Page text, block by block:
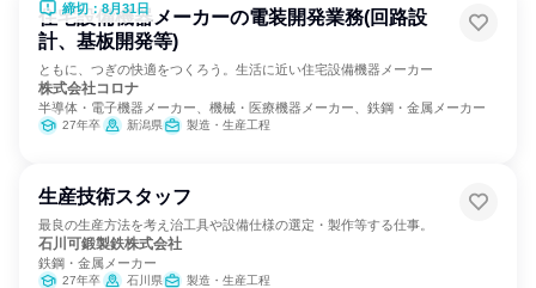
締切：8月31日
住宅設備機器メーカーの電装開発業務(回路設
計、基板開発等)
ともに、つぎの快適をつくろう。生活に近い住宅設備機器メーカー
株式会社コロナ
半導体・電子機器メーカー、機械・医療機器メーカー、鉄鋼・金属メーカー
27年卒 新潟県 製造・生産工程
生産技術スタッフ
最良の生産方法を考え治工具や設備仕様の選定・製作等する仕事。
石川可鍛製鉄株式会社
鉄鋼・金属メーカー
27年卒 石川県 製造・生産工程